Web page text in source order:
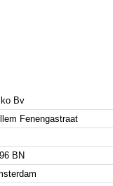
Bv
Fenengastraat
BN